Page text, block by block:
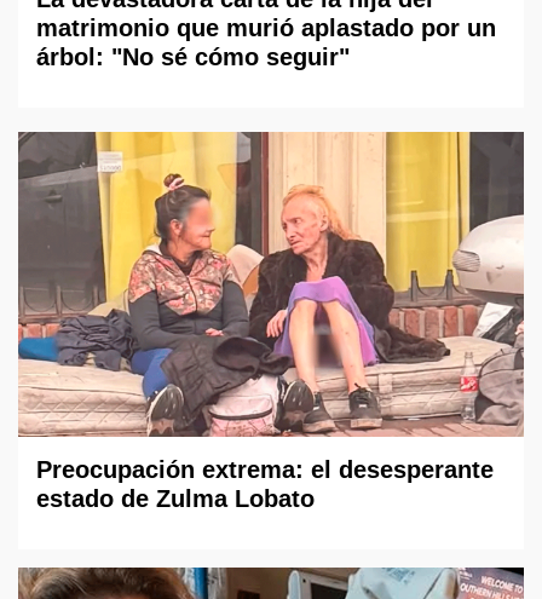
matrimonio que murió aplastado por un
árbol: "No sé cómo seguir"
Preocupación extrema: el desesperante
estado de Zulma Lobato